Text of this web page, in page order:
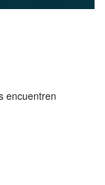
encuentren